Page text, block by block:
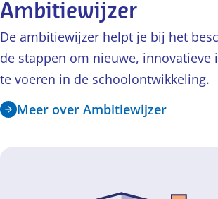
Ambitiewijzer
De ambitiewijzer helpt je bij het
de stappen om nieuwe, innovatieve
te voeren in de schoolontwikkeling.
Meer over Ambitiewijzer